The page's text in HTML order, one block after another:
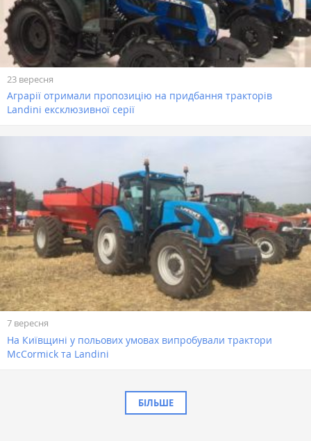
23 вересня
Аграрії отримали пропозицію на придбання тракторів
Landini ексклюзивної серії
7 вересня
На Київщині у польових умовах випробували трактори
McCormick та Landini
БІЛЬШЕ